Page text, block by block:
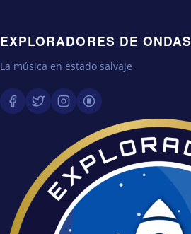
EXPLORADORES DE ONDAS
La música en estado salvaje